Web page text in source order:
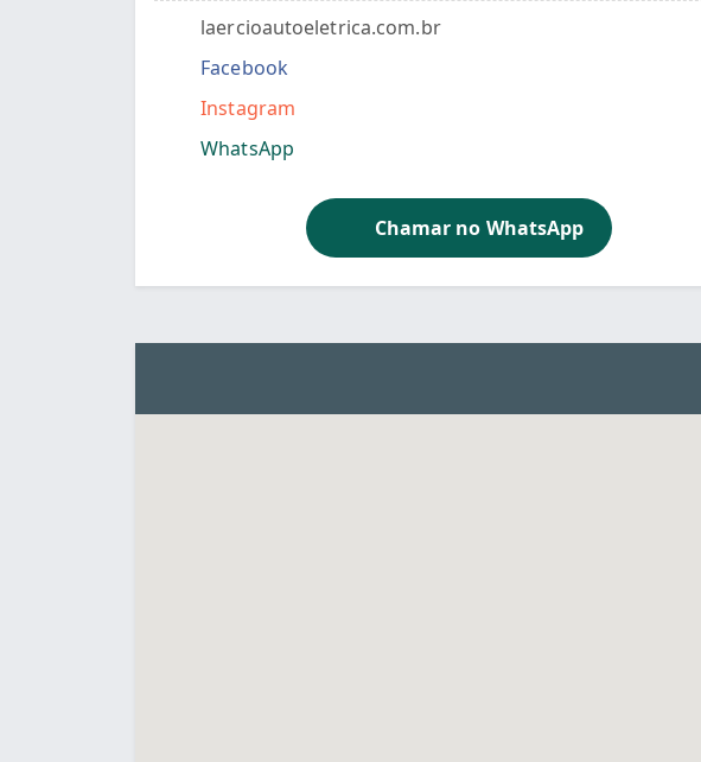
laercioautoeletrica.com.br
Facebook
Instagram
WhatsApp
Chamar no WhatsApp